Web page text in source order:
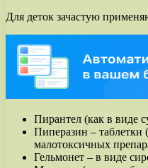
Для деток зачастую
Пирантел (как в виде
Пиперазин –
малотоксичных
Гельмонет – в виде